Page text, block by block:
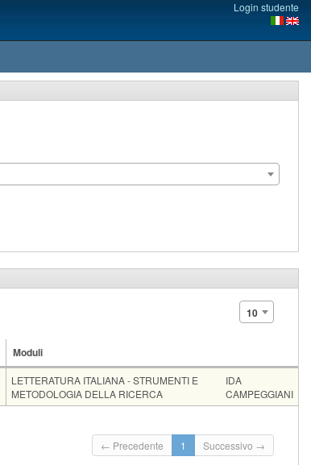
Login studente
10
Moduli
Moduli
LETTERATURA ITALIANA - STRUMENTI E
METODOLOGIA DELLA RICERCA
IDA
CAMPEGGIANI
← Precedente
1 Successivo →